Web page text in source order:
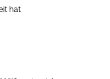
hat